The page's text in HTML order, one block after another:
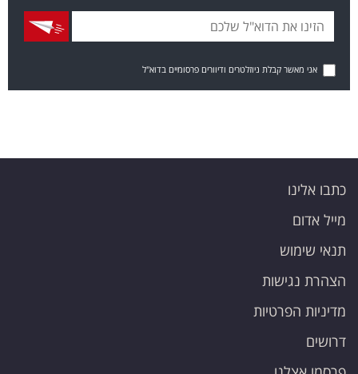
אני מאשר קבלת ניוזלטרים ודיוורים פרסומיים בדוא"ל
כתבו אלינו
מייל אדום
תנאי שימוש
הצהרת נגישות
מדיניות הפרטיות
דרושים